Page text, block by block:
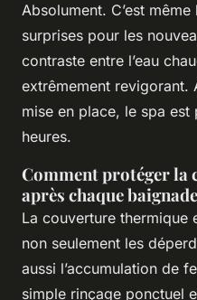
Absolument. C’est même
surprises pour les
contraste entre l’eau
extrêmement revigorant.
mise en place, le spa est
heures.
Comment protéger la
après chaque
La couverture thermique
non seulement les
aussi l’accumulation de
simple rinçage ponctuel